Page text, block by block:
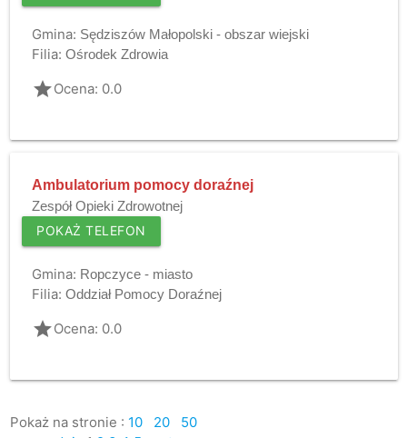
Gmina: Sędziszów Małopolski - obszar wiejski
Filia: Ośrodek Zdrowia
gradeOcena: 0.0
Ambulatorium pomocy doraźnej
Zespół Opieki Zdrowotnej
POKAŻ TELEFON
Gmina: Ropczyce - miasto
Filia: Oddział Pomocy Doraźnej
gradeOcena: 0.0
Pokaż na stronie : 10 20
50